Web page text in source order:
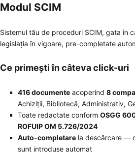
Modul SCIM
Sistemul tău de proceduri SCIM, gata
legislația în vigoare, pre-completate
Ce primești în câteva click-uri
416 documenteacoperind 8
Achiziții, Bibliotecă, Administrativ,
Toate redactate conform OSGG
ROFUIP OM 5.726/2024
Auto-completarela descărcare —
sunt introduse automat